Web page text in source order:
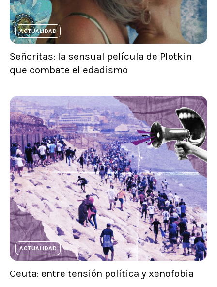
ACTUALIDAD
Señoritas: la sensual película de Plotkin
que combate el edadismo
ACTUALIDAD
Ceuta: entre tensión política y xenofobia